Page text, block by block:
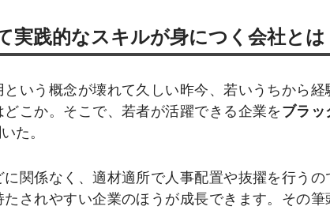
実践的なスキルが身につく会社とは
いう概念が壊れて久しい昨今、若いうちから経
こか。そこで、若者が活躍できる企業を ブラッ
た。
に関係なく、適材適所で人事配置や抜擢を行うの
されやすい企業のほうが成長できます。その筆